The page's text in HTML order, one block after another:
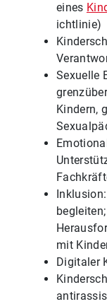
eines
ichtlinie)
Sexuelle
Kindern,
mit
Digitaler